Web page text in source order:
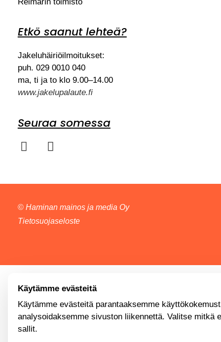
Etkö saanut lehteä?
Jakeluhäiriöilmoitukset:
puh. 029 0010 040
ma, ti ja to klo 9.00–14.00
www.jakelupalaute.fi
Seuraa somessa
© Haminan mainos ja media Oy
Tietosuojaseloste
Käytämme evästeitä
Käytämme evästeitä parantaaksemme
analysoidaksemme sivuston liikennettä. Valitse mitkä
sallit.